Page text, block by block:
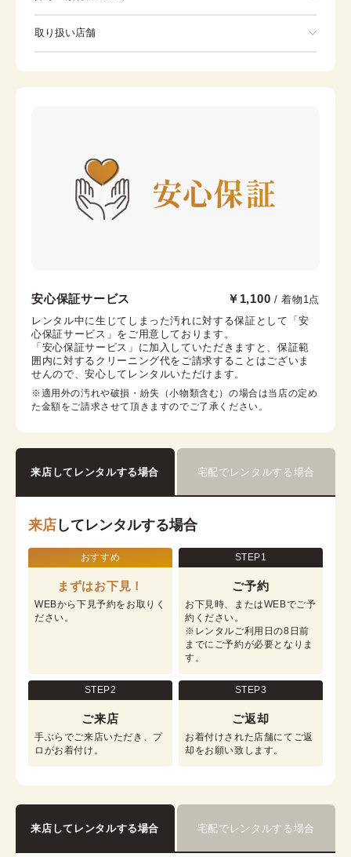
※着付けに必要な一式をすべて含みます。
着物
足袋 肌着
帯揚げ 伊達襟
コーリンベルト 襟芯
身丈 163cm
取り扱い店舗
埼玉県川越市新富町1-9-4 米山ビル1F
営業時間： 09:00~ 17:00
着付け最終受付時間：16:00
返却締め切り時間：16:30
安心保証サービス ￥1,100 / 着物1点
レンタル中に生じてしまった汚れに対する保証として「安
心保証サービス」をご用意しております。
「安心保証サービス」に加入していただきますと、保証範
囲内に対するクリーニング代をご請求することはございま
せんので、安心してレンタルいただけます。
※適用外の汚れや破損・紛失（小物類含む）の場合は当店の定め
た金額をご請求させて頂きますのでご了承ください。
来店してレンタルする場合 宅配でレンタルする場合
来店 してレンタルする場合
おすすめ
まずはお下見！
WEBから下見予約をお取りく
ださい。
STEP1
ご予約
お下見時、またはWEBでご予
約ください。
※レンタルご利用日の8日前
までにご予約が必要となりま
す。
STEP2
ご来店
手ぶらでご来店いただき、プ
ロがお着付け。
STEP3
ご返却
お着付けされた店舗にてご返
却をお願い致します。
来店してレンタルする場合 宅配でレンタルする場合